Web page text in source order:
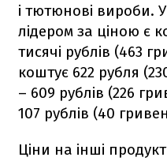
і тютюнові вироби. У
лідером за ціною є
тисячі рублів (463
коштує 622 рубля
– 609 рублів (226
107 рублів (40
Ціни на інші